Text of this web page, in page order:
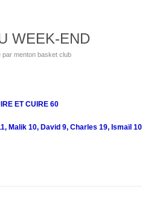
WEEK-END
par menton basket club
ET CUIRE 60
Malik 10, David 9, Charles 19, Ismaïl